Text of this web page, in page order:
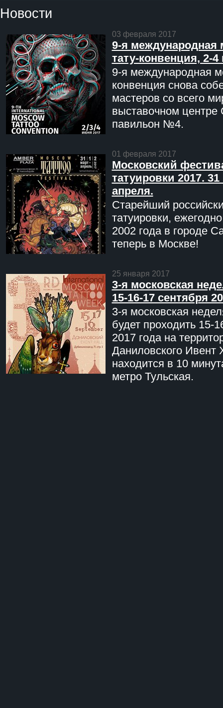
Новости
03 февраля 2017
9-я международная
тату-конвенция, 2-
9-я международная
конвенция снова
мастеров со всего
выставочном центре
павильон №4.
01 февраля 2017
Московский
татуировки 2017. 31
апреля.
Старейший
татуировки,
2002 года в городе
теперь в Москве!
25 января 2017
3-я московская
15-16-17 сентября
3-я московская
будет проходить 15-
2017 года на
Даниловского Ивент
находится в 10
метро Тульская.